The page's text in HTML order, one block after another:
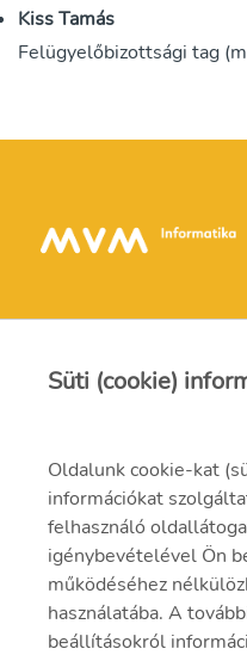
Kiss Tamás
Felügyelőbizottsági tag
Kapcsolat
info@mvmi.hu
06 75 999 000
Süti (cookie)
Oldalunk cookie-kat
információkat
felhasználó
igénybevételével Ön
működéséhez
használatába. A
beállításokról